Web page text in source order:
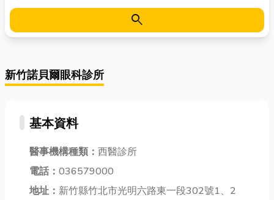
search
新竹諾貝爾眼科診所
基本資料
醫事機構種類： 西醫診所
電話： 036579000
地址： 新竹縣竹北市光明六路東一段302號1、2